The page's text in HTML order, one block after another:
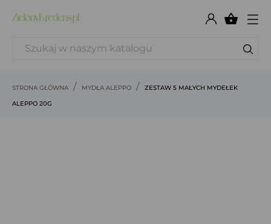

STRONA GŁÓWNA MYDŁA ALEPPO
ZESTAW 5 MAŁYCH MYDEŁEK
ALEPPO 20G